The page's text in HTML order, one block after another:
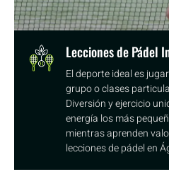
Lecciones de Pádel
El deporte ideal es
grupo o clases
Diversión y ejercicio
energía los más
mientras aprenden
lecciones de pádel en